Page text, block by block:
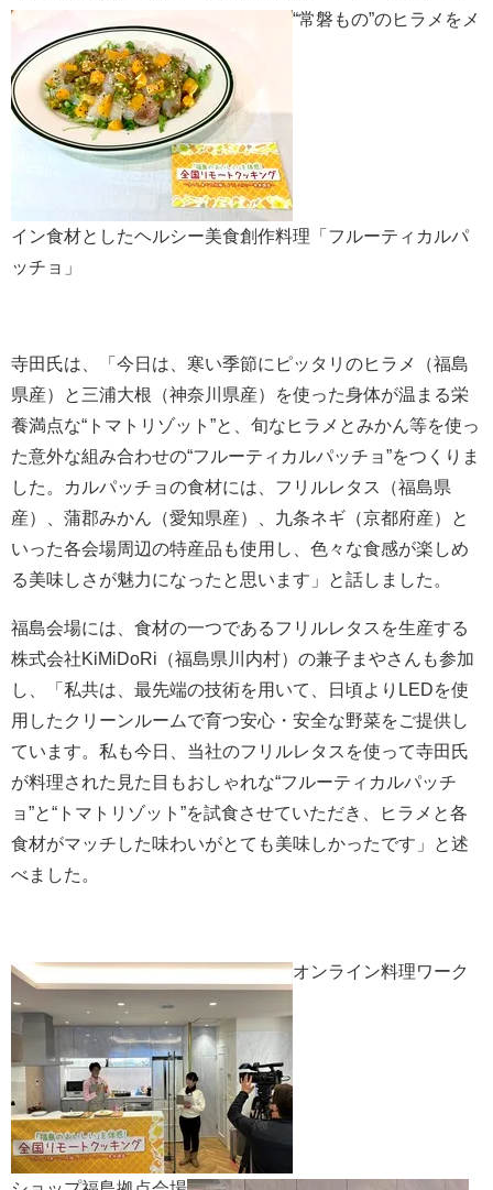
“常磐もの”のヒラメをメ
イン食材としたヘルシー美食創作料理「フルーティカルパ
ッチョ」
寺田氏は、「今日は、寒い季節にピッタリのヒラメ（福島
県産）と三浦大根（神奈川県産）を使った身体が温まる栄
養満点な“トマトリゾット”と、旬なヒラメとみかん等を使っ
た意外な組み合わせの“フルーティカルパッチョ”をつくりま
した。カルパッチョの食材には、フリルレタス（福島県
産）、蒲郡みかん（愛知県産）、九条ネギ（京都府産）と
いった各会場周辺の特産品も使用し、色々な食感が楽しめ
る美味しさが魅力になったと思います」と話しました。
福島会場には、食材の一つであるフリルレタスを生産する
株式会社KiMiDoRi（福島県川内村）の兼子まやさんも参加
し、「私共は、最先端の技術を用いて、日頃よりLEDを使
用したクリーンルームで育つ安心・安全な野菜をご提供し
ています。私も今日、当社のフリルレタスを使って寺田氏
が料理された見た目もおしゃれな“フルーティカルパッチ
ョ”と“トマトリゾット”を試食させていただき、ヒラメと各
食材がマッチした味わいがとても美味しかったです」と述
べました。
オンライン料理ワーク